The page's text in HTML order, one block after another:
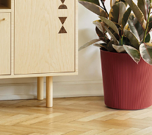
Visualizzati 1-2 di 2
SERVIZI